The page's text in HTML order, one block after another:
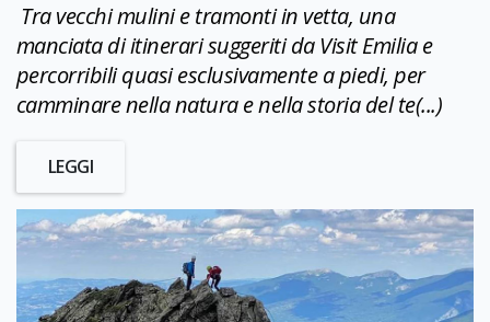
Tra vecchi mulini e tramonti in vetta, una
manciata di itinerari suggeriti da Visit Emilia e
percorribili quasi esclusivamente a piedi, per
camminare nella natura e nella storia del te(...)
LEGGI